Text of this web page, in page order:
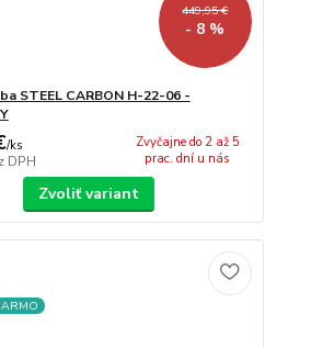
449,95 €
- 8 %
STEEL CARBON H-22-06 -
/ks
DPH
Zvyčajne do 2 až 5
prac. dní u nás
Zvoliť variant